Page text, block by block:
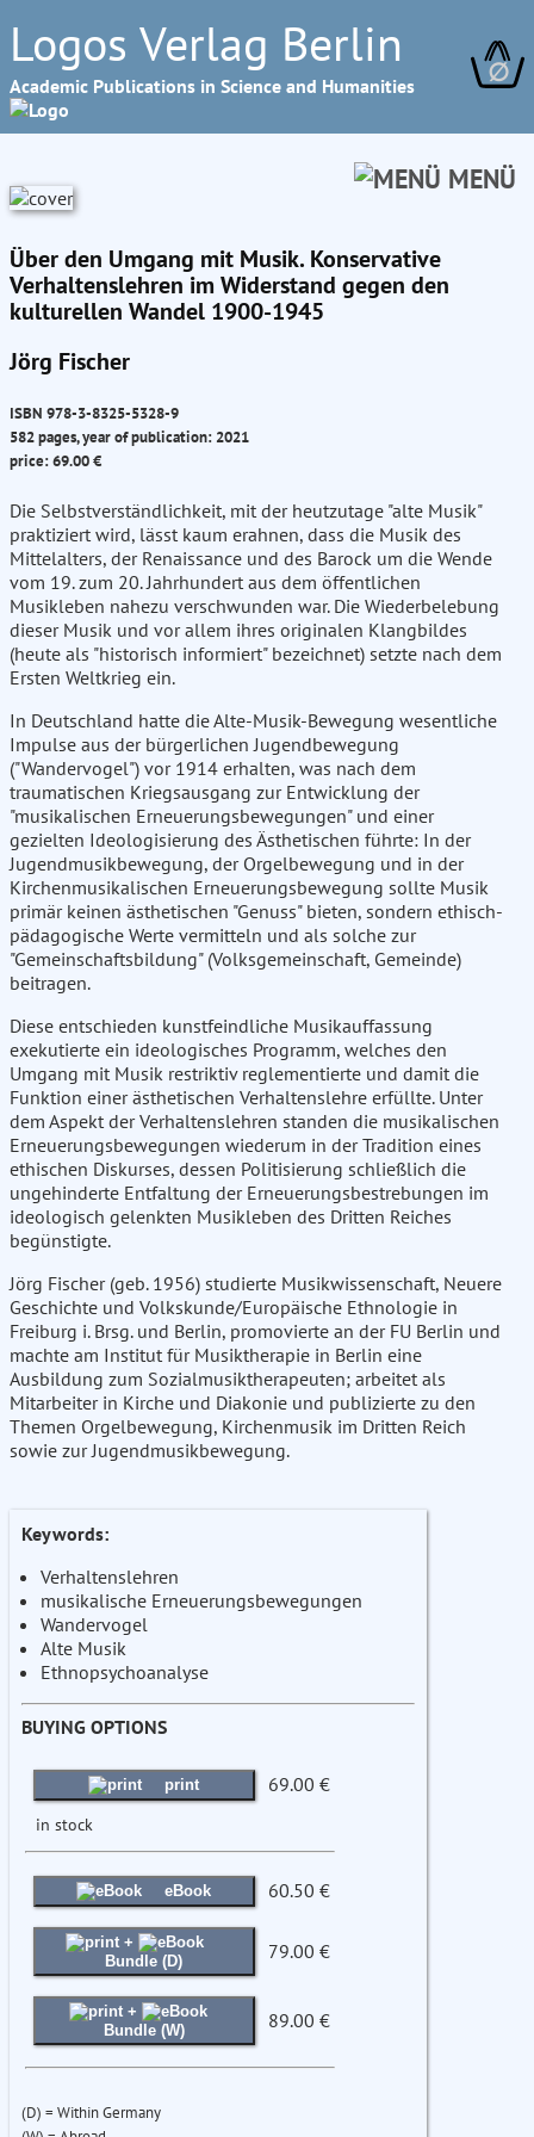
Logos Verlag Berlin
Academic Publications in Science and Humanities ∅
MENÜ
Über den Umgang mit Musik. Konservative
Verhaltenslehren im Widerstand gegen den
kulturellen Wandel 1900-1945
Jörg Fischer
ISBN 978-3-8325-5328-9
582 pages, year of publication: 2021
price: 69.00 €
Die Selbstverständlichkeit, mit der heutzutage "alte Musik"
praktiziert wird, lässt kaum erahnen, dass die Musik des
Mittelalters, der Renaissance und des Barock um die Wende
vom 19. zum 20. Jahrhundert aus dem öffentlichen
Musikleben nahezu verschwunden war. Die Wiederbelebung
dieser Musik und vor allem ihres originalen Klangbildes
(heute als "historisch informiert" bezeichnet) setzte nach dem
Ersten Weltkrieg ein.
In Deutschland hatte die Alte-Musik-Bewegung wesentliche
Impulse aus der bürgerlichen Jugendbewegung
("Wandervogel") vor 1914 erhalten, was nach dem
traumatischen Kriegsausgang zur Entwicklung der
"musikalischen Erneuerungsbewegungen" und einer
gezielten Ideologisierung des Ästhetischen führte: In der
Jugendmusikbewegung, der Orgelbewegung und in der
Kirchenmusikalischen Erneuerungsbewegung sollte Musik
primär keinen ästhetischen "Genuss" bieten, sondern ethisch-
pädagogische Werte vermitteln und als solche zur
"Gemeinschaftsbildung" (Volksgemeinschaft, Gemeinde)
beitragen.
Diese entschieden kunstfeindliche Musikauffassung
exekutierte ein ideologisches Programm, welches den
Umgang mit Musik restriktiv reglementierte und damit die
Funktion einer ästhetischen Verhaltenslehre erfüllte. Unter
dem Aspekt der Verhaltenslehren standen die musikalischen
Erneuerungsbewegungen wiederum in der Tradition eines
ethischen Diskurses, dessen Politisierung schließlich die
ungehinderte Entfaltung der Erneuerungsbestrebungen im
ideologisch gelenkten Musikleben des Dritten Reiches
begünstigte.
Jörg Fischer (geb. 1956) studierte Musikwissenschaft, Neuere
Geschichte und Volkskunde/Europäische Ethnologie in
Freiburg i. Brsg. und Berlin, promovierte an der FU Berlin und
machte am Institut für Musiktherapie in Berlin eine
Ausbildung zum Sozialmusiktherapeuten; arbeitet als
Mitarbeiter in Kirche und Diakonie und publizierte zu den
Themen Orgelbewegung, Kirchenmusik im Dritten Reich
sowie zur Jugendmusikbewegung.
Keywords:
Verhaltenslehren
musikalische Erneuerungsbewegungen
Wandervogel
Alte Musik
Ethnopsychoanalyse
BUYING OPTIONS
print 69.00 €
in stock
eBook 60.50 €
+
Bundle (D)
79.00 €
+
Bundle (W)
89.00 €
(D) = Within Germany